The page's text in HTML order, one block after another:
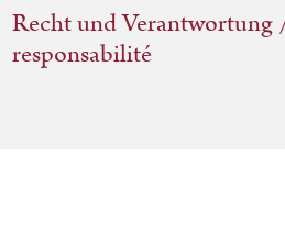
Recht und
responsabilité